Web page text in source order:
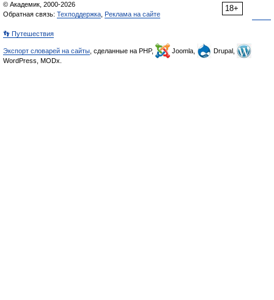
18+
© Академик, 2000-2026
Обратная связь: Техподдержка Реклама на сайте
👣 Путешествия
Экспорт словарей на сайты , сделанные на PHP, Joomla,
Drupal,
WordPress, MODx.